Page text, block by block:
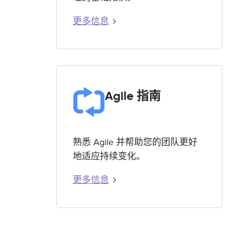
更多信息
Agile 指南
熟悉 Agile 并帮助您的团队更好
地适应持续变化。
更多信息